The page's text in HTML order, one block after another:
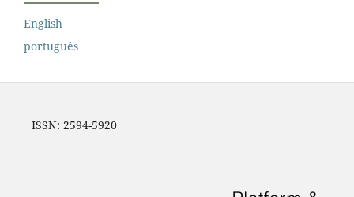
English
português
ISSN: 2594-5920